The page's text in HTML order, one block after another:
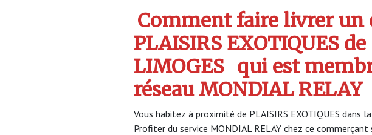
Comment faire livrer un
PLAISIRS EXOTIQUES de
LIMOGES qui est
réseau MONDIAL RELAY
Vous habitez à proximité de PLAISIRS EXOTIQUES dans
Profiter du service MONDIAL RELAY chez ce